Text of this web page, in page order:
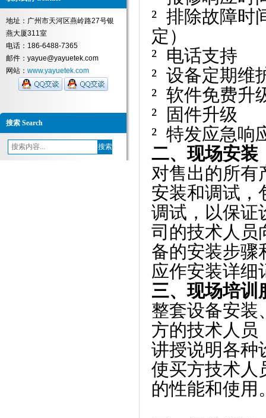
地址：广州市天河区燕岭路27号银
燕大厦311室
电话：186-6488-7365
邮件：yayue@yayuetek.com
网站： www.yayuetek.com
搜索 Search
² 排除故障
定）
² 电话支
² 设备定期
² 软件免费
² 固件升级
² 特发应急
二、现场安装
对售出的所有
安装和调试，
调试，以保证
司的技术人员
备的安装步骤
应作安装详细
三、现场培训
整套设备安装
方的技术人员
讲授说明各种
使买方技术人
的性能和使用